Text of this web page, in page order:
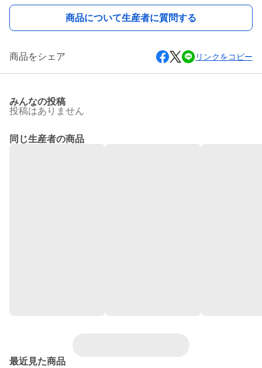
商品について生産者に質問する
商品をシェア リンクをコピー
みんなの投稿
投稿はありません
同じ生産者の商品
最近見た商品